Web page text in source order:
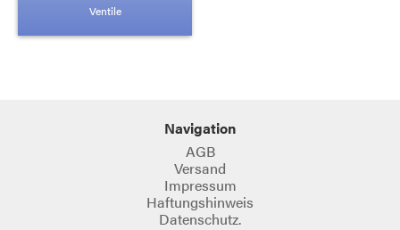
Ventile
Navigation
AGB
Versand
Impressum
Haftungshinweis
Datenschutz.